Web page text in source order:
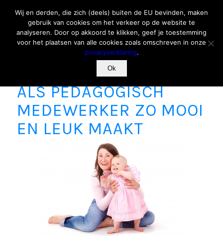
10 X WAT HET WERKEN
ALS PEDAGOGISCH
MEDEWERKER ZO MOOI
EN LEUK MAAKT
Wij en derden, die zich (deels) buiten de EU bevinden, maken
gebruik van cookies om het verkeer op de website te
analyseren. Door op akkoord te klikken, geef je toestemming
voor het plaatsen van alle cookies zoals omschreven in onze
privacyverklaring.
Ok